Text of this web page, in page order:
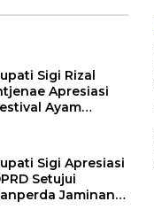
Sigi Rizal
Apresiasi
Ayam
Yang
Nasional
Sigi Apresiasi
Setujui
Jaminan